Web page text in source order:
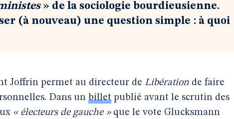
» de la sociologie bourdieusienne.
(à nouveau) une question simple : à quoi
Joffrin permet au directeur de Libération de faire
Dans un billet publié avant le scrutin des
« électeurs de gauche »que le vote Glucksmann